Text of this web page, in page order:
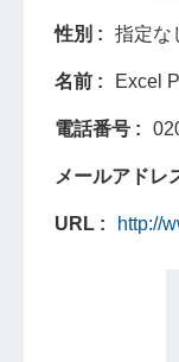
性別 指定な
名前 Excel
電話番号
メールアドレ
URL http://